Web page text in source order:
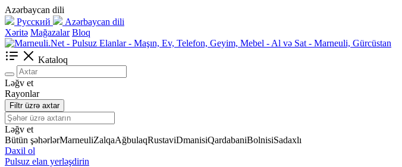
Azərbaycan dili
Русский
Azərbaycan dili
Xəritə Mağazalar Bloq
Kataloq
Ləğv et
Rayonlar
Filtr üzrə axtar
Ləğv et
Bütün şəhərlərMarneuliZalqaAğbulaqRustaviDmanisiQardabaniBolnisiSadaxlı
Daxil ol
Pulsuz elan yerləşdirin